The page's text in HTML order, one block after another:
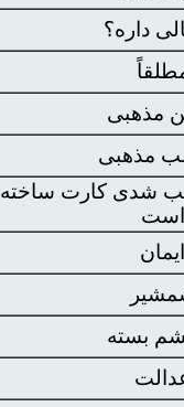
داره؟
مذهبی
مذهبی
شدی کارت ساخته
است
ایمان
بسته